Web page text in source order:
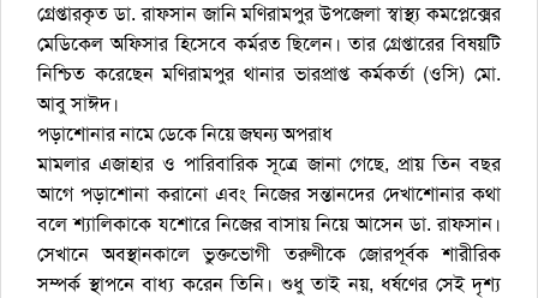
গ্রেপ্তারকৃত ডা. রাফসান জানি মণিরামপুর উপজেলা স্বাস্থ্য কমপ্লেক্সের
মেডিকেল অফিসার হিসেবে কর্মরত ছিলেন। তার গ্রেপ্তারের বিষয়টি
নিশ্চিত করেছেন মণিরামপুর থানার ভারপ্রাপ্ত কর্মকর্তা (ওসি) মো.
আবু সাঈদ।
পড়াশোনার নামে ডেকে নিয়ে জঘন্য অপরাধ
মামলার এজাহার ও পারিবারিক সূত্রে জানা গেছে, প্রায় তিন বছর
আগে পড়াশোনা করানো এবং নিজের সন্তানদের দেখাশোনার কথা
বলে শ্যালিকাকে যশোরে নিজের বাসায় নিয়ে আসেন ডা. রাফসান।
সেখানে অবস্থানকালে ভুক্তভোগী তরুণীকে জোরপূর্বক শারীরিক
সম্পর্ক স্থাপনে বাধ্য করেন তিনি। শুধু তাই নয়, ধর্ষণের সেই দৃশ্য